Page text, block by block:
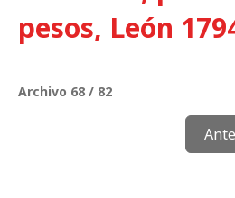
pesos, León
Archivo 68 / 82